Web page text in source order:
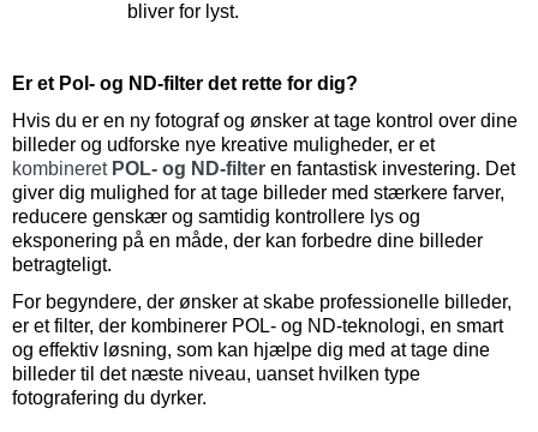
bliver for lyst.
Er et Pol- og ND-filter det rette for dig?
Hvis du er en ny fotograf og ønsker at tage kontrol over dine
billeder og udforske nye kreative muligheder, er et
kombineret POL- og ND-filter en fantastisk investering. Det
giver dig mulighed for at tage billeder med stærkere farver,
reducere genskær og samtidig kontrollere lys og
eksponering på en måde, der kan forbedre dine billeder
betragteligt.
For begyndere, der ønsker at skabe professionelle billeder,
er et filter, der kombinerer POL- og ND-teknologi, en smart
og effektiv løsning, som kan hjælpe dig med at tage dine
billeder til det næste niveau, uanset hvilken type
fotografering du dyrker.